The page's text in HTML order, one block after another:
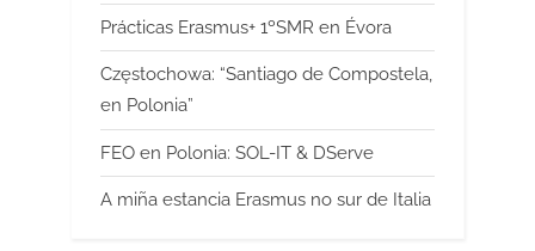
Prácticas Erasmus+ 1ºSMR en Évora
Częstochowa: “Santiago de Compostela,
en Polonia”
FEO en Polonia: SOL-IT & DServe
A miña estancia Erasmus no sur de Italia